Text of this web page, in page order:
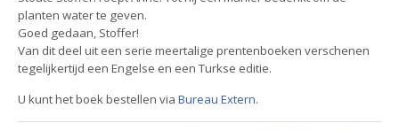
planten water te geven.
Goed gedaan, Stoffer!
Van dit deel uit een serie meertalige prentenboeken verschenen
tegelijkertijd een Engelse en een Turkse editie.
U kunt het boek bestellen via Bureau Extern.